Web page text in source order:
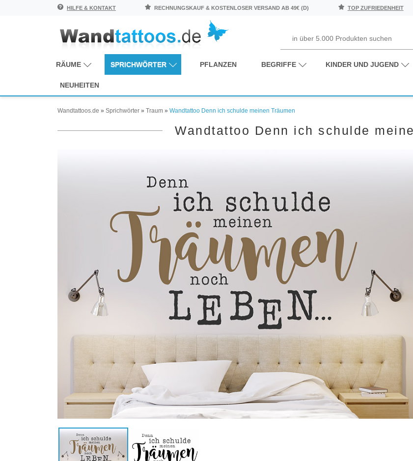
HILFE & KONTAKT RECHNUNGSKAUF & KOSTENLOSER VERSAND AB 49€ (D) TOP ZUFRIEDENHEIT
RÄUME SPRICHWÖRTER PFLANZEN BEGRIFFE KINDER UND JUGEND
NEUHEITEN
Wandtattoos.de » Sprichwörter » Traum » Wandtattoo Denn ich schulde meinen Träumen
Wandtattoo Denn ich schulde